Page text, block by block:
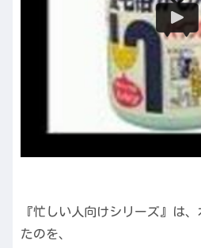
『忙しい人向けシリーズ』は
たのを、